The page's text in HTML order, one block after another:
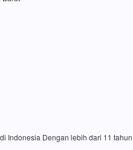
Indonesia Dengan lebih dari 11